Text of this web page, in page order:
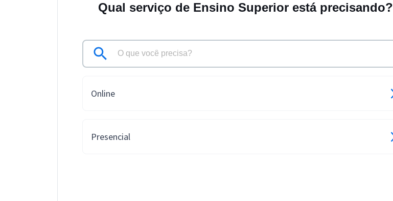
Qual serviço de Ensino Superior está precisando?
Online
Presencial